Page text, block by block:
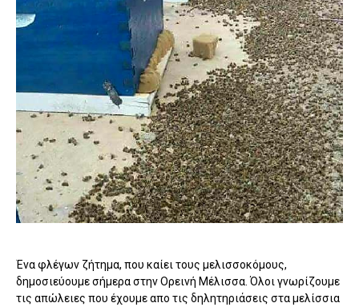
Ένα φλέγων ζήτημα, που καίει τους μελισσοκόμους,
δημοσιεύουμε σήμερα στην Ορεινή Μέλισσα. Όλοι γνωρίζουμε
τις απώλειες που έχουμε απο τις δηλητηριάσεις στα μελίσσια